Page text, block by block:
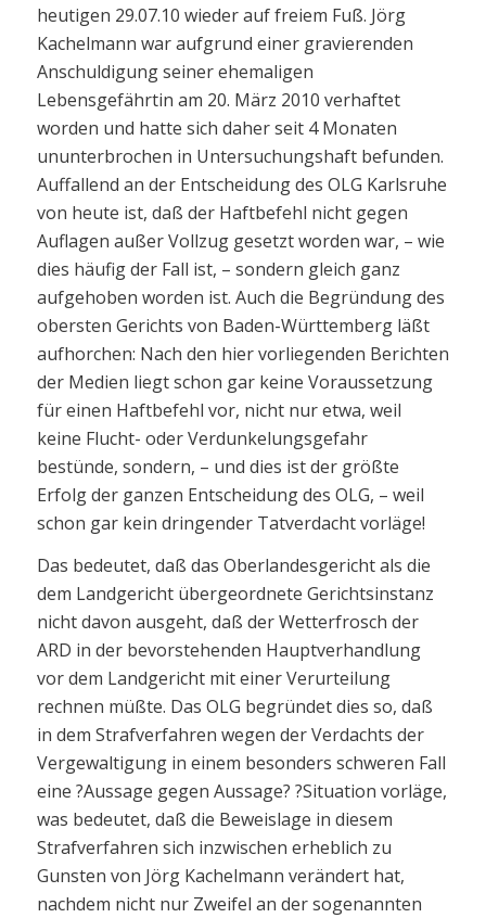
heutigen 29.07.10 wieder auf freiem Fuß. Jörg
Kachelmann war aufgrund einer gravierenden
Anschuldigung seiner ehemaligen
Lebensgefährtin am 20. März 2010 verhaftet
worden und hatte sich daher seit 4 Monaten
ununterbrochen in Untersuchungshaft befunden.
Auffallend an der Entscheidung des OLG Karlsruhe
von heute ist, daß der Haftbefehl nicht gegen
Auflagen außer Vollzug gesetzt worden war, – wie
dies häufig der Fall ist, – sondern gleich ganz
aufgehoben worden ist. Auch die Begründung des
obersten Gerichts von Baden-Württemberg läßt
aufhorchen: Nach den hier vorliegenden Berichten
der Medien liegt schon gar keine Voraussetzung
für einen Haftbefehl vor, nicht nur etwa, weil
keine Flucht- oder Verdunkelungsgefahr
bestünde, sondern, – und dies ist der größte
Erfolg der ganzen Entscheidung des OLG, – weil
schon gar kein dringender Tatverdacht vorläge!
Das bedeutet, daß das Oberlandesgericht als die
dem Landgericht übergeordnete Gerichtsinstanz
nicht davon ausgeht, daß der Wetterfrosch der
ARD in der bevorstehenden Hauptverhandlung
vor dem Landgericht mit einer Verurteilung
rechnen müßte. Das OLG begründet dies so, daß
in dem Strafverfahren wegen der Verdachts der
Vergewaltigung in einem besonders schweren Fall
eine ?Aussage gegen Aussage? ?Situation vorläge,
was bedeutet, daß die Beweislage in diesem
Strafverfahren sich inzwischen erheblich zu
Gunsten von Jörg Kachelmann verändert hat,
nachdem nicht nur Zweifel an der sogenannten